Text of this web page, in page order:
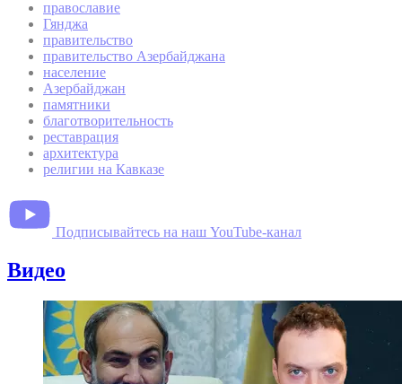
православие
Гянджа
правительство
правительство Азербайджана
население
Азербайджан
памятники
благотворительность
реставрация
архитектура
религии на Кавказе
Подписывайтесь на наш YouTube-канал
Видео